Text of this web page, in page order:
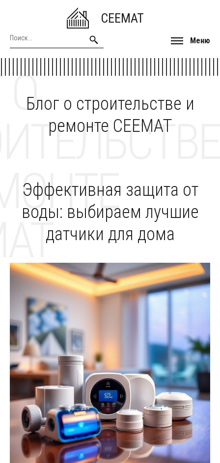
CEEMAT
Меню
Блог о строительстве и
ремонте CEEMAT
О
Эффективная защита от
воды: выбираем лучшие
датчики для дома